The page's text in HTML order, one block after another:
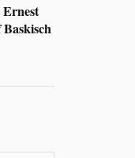
Ernest
Baskisch